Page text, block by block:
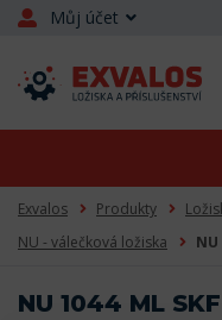
Můj účet
Exvalos Produkty
NU - válečková ložiska
NU 1044 ML